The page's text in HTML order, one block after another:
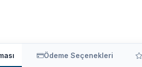
Ödeme Seçenekleri